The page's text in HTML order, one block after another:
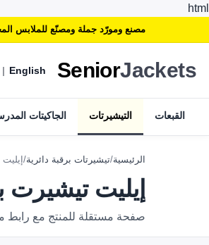
html
مصنع ومورّد جملة ومصنّع للملابس
SeniorJackets
English
|
القبعات التيشيرتات الجاكيتات
الرئيسية/تيشيرتات برقبة دائرية/
إيليت تيشيرت
صفحة مستقلة للمنتج مع رابط